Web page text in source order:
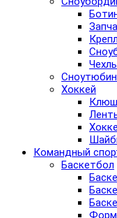
Хоккей
Командный
Баскетбол